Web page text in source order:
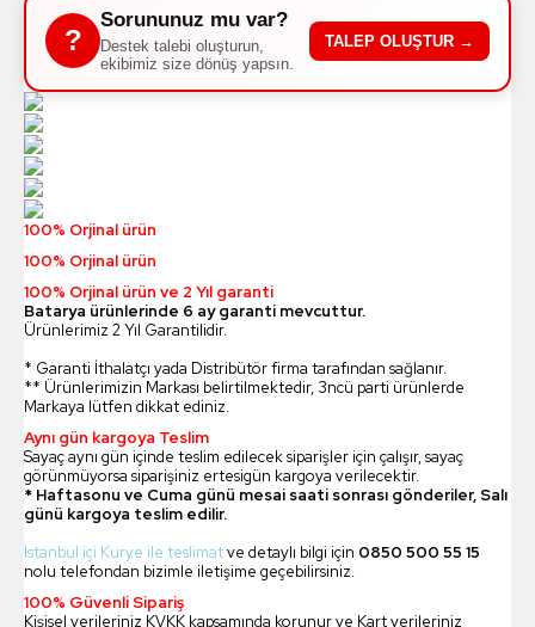
?
Sorununuz mu var?
Destek talebi oluşturun,
ekibimiz size dönüş yapsın.
TALEP OLUŞTUR →
100% Orjinal ürün
100% Orjinal ürün
100% Orjinal ürün ve 2 Yıl garanti
Batarya ürünlerinde 6 ay garanti mevcuttur.
Ürünlerimiz 2 Yıl Garantilidir.
* Garanti İthalatçı yada Distribütör firma tarafından sağlanır.
** Ürünlerimizin Markası belirtilmektedir, 3ncü parti ürünlerde
Markaya lütfen dikkat ediniz.
Aynı gün kargoya Teslim
Sayaç aynı gün içinde teslim edilecek siparişler için çalışır, sayaç
görünmüyorsa siparişiniz ertesigün kargoya verilecektir.
* Haftasonu ve Cuma günü mesai saati sonrası gönderiler, Salı
günü kargoya teslim edilir.
İstanbul içi Kurye ile teslimatve detaylı bilgi için 0850 500 55 15
nolu telefondan bizimle iletişime geçebilirsiniz.
100% Güvenli Sipariş
Kişisel verileriniz KVKK kapsamında korunur ve Kart verileriniz